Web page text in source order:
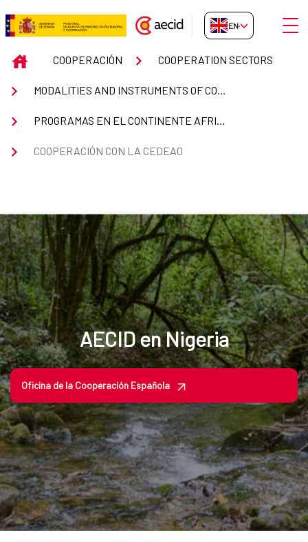
Skip to Main Content
Cooperación Española con la
EN-GB
INICIOCOOPERACIÓN COOPERATION SECTORS
MODALITIES AND INSTRUMENTS OF COOPERATION
PROGRAMAS EN EL CONTINENTE AFRICANO
COOPERACIÓN CON LA CEDEAO
AECID en Nigeria
Oficina de la Cooperación Española